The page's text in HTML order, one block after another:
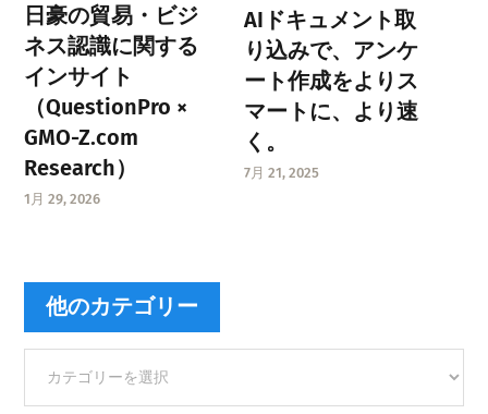
日豪の貿易・ビジ
ネス認識に関する
インサイト
（QuestionPro ×
GMO-Z.com
Research）
1月 29, 2026
AIドキュメント取
り込みで、アンケ
ート作成をよりス
マートに、より速
く。
7月 21, 2025
他のカテゴリー
カ